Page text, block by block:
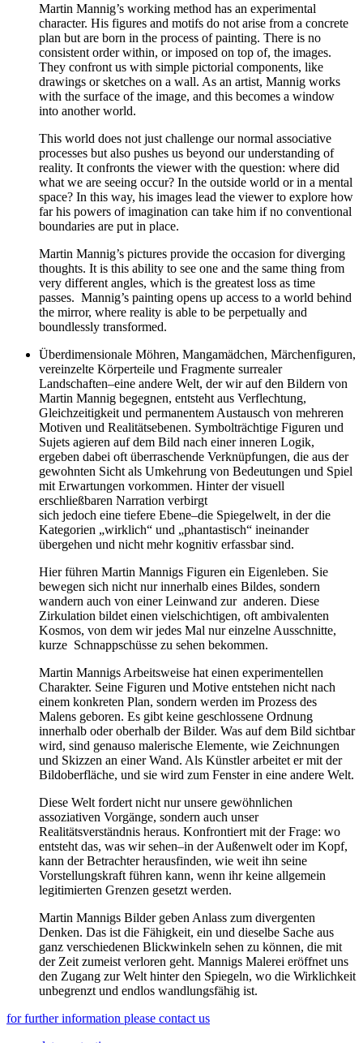
Martin Mannig’s working method has an experimental
character. His figures and motifs do not arise from a concrete
plan but are born in the process of painting. There is no
consistent order within, or imposed on top of, the images.
They confront us with simple pictorial components, like
drawings or sketches on a wall. As an artist, Mannig works
with the surface of the image, and this becomes a window
into another world.
This world does not just challenge our normal associative
processes but also pushes us beyond our understanding of
reality. It confronts the viewer with the question: where did
what we are seeing occur? In the outside world or in a mental
space? In this way, his images lead the viewer to explore how
far his powers of imagination can take him if no conventional
boundaries are put in place.
Martin Mannig’s pictures provide the occasion for diverging
thoughts. It is this ability to see one and the same thing from
very different angles, which is the greatest loss as time
passes. Mannig’s painting opens up access to a world behind
the mirror, where reality is able to be perpetually and
boundlessly transformed.
Überdimensionale Möhren, Mangamädchen, Märchenfiguren,
vereinzelte Körperteile und Fragmente surrealer
Landschaften–eine andere Welt, der wir auf den Bildern von
Martin Mannig begegnen, entsteht aus Verflechtung,
Gleichzeitigkeit und permanentem Austausch von mehreren
Motiven und Realitätsebenen. Symbolträchtige Figuren und
Sujets agieren auf dem Bild nach einer inneren Logik,
ergeben dabei oft überraschende Verknüpfungen, die aus der
gewohnten Sicht als Umkehrung von Bedeutungen und Spiel
mit Erwartungen vorkommen. Hinter der visuell
erschließbaren Narration verbirgt
sich jedoch eine tiefere Ebene–die Spiegelwelt, in der die
Kategorien „wirklich“ und „phantastisch“ ineinander
übergehen und nicht mehr kognitiv erfassbar sind.
Hier führen Martin Mannigs Figuren ein Eigenleben. Sie
bewegen sich nicht nur innerhalb eines Bildes, sondern
wandern auch von einer Leinwand zur anderen. Diese
Zirkulation bildet einen vielschichtigen, oft ambivalenten
Kosmos, von dem wir jedes Mal nur einzelne Ausschnitte,
kurze Schnappschüsse zu sehen bekommen.
Martin Mannigs Arbeitsweise hat einen experimentellen
Charakter. Seine Figuren und Motive entstehen nicht nach
einem konkreten Plan, sondern werden im Prozess des
Malens geboren. Es gibt keine geschlossene Ordnung
innerhalb oder oberhalb der Bilder. Was auf dem Bild sichtbar
wird, sind genauso malerische Elemente, wie Zeichnungen
und Skizzen an einer Wand. Als Künstler arbeitet er mit der
Bildoberfläche, und sie wird zum Fenster in eine andere Welt.
Diese Welt fordert nicht nur unsere gewöhnlichen
assoziativen Vorgänge, sondern auch unser
Realitätsverständnis heraus. Konfrontiert mit der Frage: wo
entsteht das, was wir sehen–in der Außenwelt oder im Kopf,
kann der Betrachter herausfinden, wie weit ihn seine
Vorstellungskraft führen kann, wenn ihr keine allgemein
legitimierten Grenzen gesetzt werden.
Martin Mannigs Bilder geben Anlass zum divergenten
Denken. Das ist die Fähigkeit, ein und dieselbe Sache aus
ganz verschiedenen Blickwinkeln sehen zu können, die mit
der Zeit zumeist verloren geht. Mannigs Malerei eröffnet uns
den Zugang zur Welt hinter den Spiegeln, wo die Wirklichkeit
unbegrenzt und endlos wandlungsfähig ist.
for further information please contact us